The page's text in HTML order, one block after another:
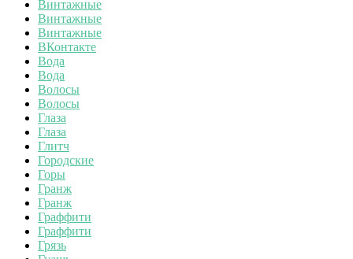
Винтажные
Винтажные
Винтажные
ВКонтакте
Вода
Вода
Волосы
Волосы
Глаза
Глаза
Глитч
Городские
Горы
Гранж
Гранж
Граффити
Граффити
Грязь